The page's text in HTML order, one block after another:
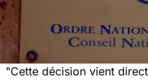
"Cette décision vient